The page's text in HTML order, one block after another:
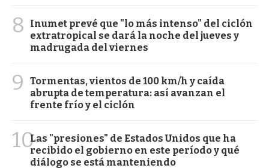
8
Inumet prevé que "lo más intenso" del ciclón
extratropical se dará la noche del jueves y
madrugada del viernes
9
Tormentas, vientos de 100 km/h y caída
abrupta de temperatura: así avanzan el
frente frío y el ciclón
10Las "presiones" de Estados Unidos que ha
recibido el gobierno en este período y qué
diálogo se está manteniendo